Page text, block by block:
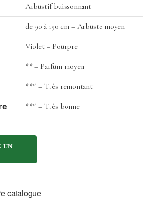
Arbustif buissonnant
de 90 à 150 cm – Arbuste moyen
Violet – Pourpre
** – Parfum moyen
*** – Très remontant
*** – Très bonne
catalogue